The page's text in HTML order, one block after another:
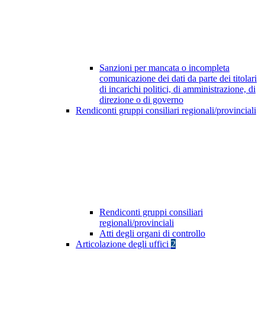
Sanzioni per mancata o incompleta
comunicazione dei dati da parte dei titolari
di incarichi politici, di amministrazione, di
direzione o di governo
Rendiconti gruppi consiliari regionali/provinciali
Rendiconti gruppi consiliari
regionali/provinciali
Atti degli organi di controllo
Articolazione degli uffici 2